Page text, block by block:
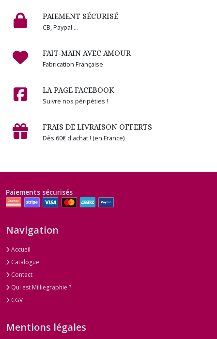
PAIEMENT SÉCURISÉ
CB, Paypal ...
FAIT-MAIN AVEC AMOUR
Fabrication Française
LA PAGE FACEBOOK
Suivre nos péripéties !
FRAIS DE LIVRAISON OFFERTS
Dès 60€ d'achat ! (en France)
résultats
Paiements sécurisés
Navigation
Accueil
Catalogue
Contact
Qui est Milliegraphie ?
CGV
Mentions légales